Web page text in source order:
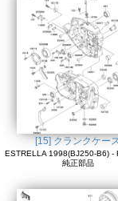
[15] クランクケー
ESTRELLA 1998(BJ250-B6) -
純正部品